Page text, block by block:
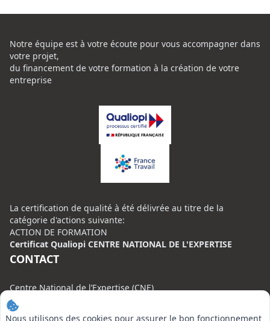
Nous utilisons des cookies pour assurer le bon fonctionnement
Notre équipe est à votre écoute pour vous accompagner dans
votre projet,
du financement de votre formation à la création de votre
entreprise
La certification de qualité à été délivrée au titre de la
catégorie d'actions suivante:
ACTION DE FORMATION
Certificat Qualiopi CENTRE NATIONAL DE L'EXPERTISE
CONTACT
Centre National de l’Expertise (CNE)
20 rue Henri Regnault, 75008 Paris